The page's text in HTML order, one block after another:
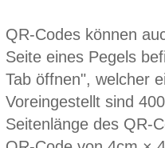
QR-Codes können
Seite eines Pegels
Tab öffnen", welcher
Voreingestellt sind
Seitenlänge des QR-